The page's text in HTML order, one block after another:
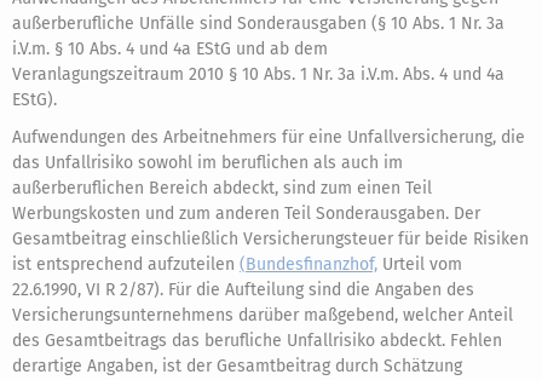
außerberufliche Unfälle sind Sonderausgaben (§ 10 Abs. 1 Nr. 3a
i.V.m. § 10 Abs. 4 und 4a EStG und ab dem
Veranlagungszeitraum 2010 § 10 Abs. 1 Nr. 3a i.V.m. Abs. 4 und 4a
EStG).
Aufwendungen des Arbeitnehmers für eine Unfallversicherung, die
das Unfallrisiko sowohl im beruflichen als auch im
außerberuflichen Bereich abdeckt, sind zum einen Teil
Werbungskosten und zum anderen Teil Sonderausgaben. Der
Gesamtbeitrag einschließlich Versicherungsteuer für beide Risiken
ist entsprechend aufzuteilen (Bundesfinanzhof, Urteil vom
22.6.1990, VI R 2/87). Für die Aufteilung sind die Angaben des
Versicherungsunternehmens darüber maßgebend, welcher Anteil
des Gesamtbeitrags das berufliche Unfallrisiko abdeckt. Fehlen
derartige Angaben, ist der Gesamtbeitrag durch Schätzung